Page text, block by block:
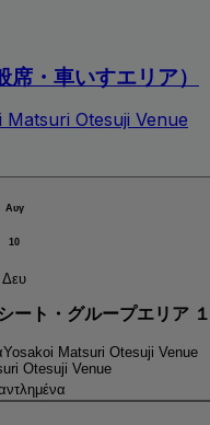
・車いすエリア）
Matsuri Otesuji Venue
Αυγ
10
Δευ
ト・グループエリア １
Yosakoi Matsuri Otesuji Venue
Otesuji Venue